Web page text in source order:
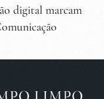
digital marcam